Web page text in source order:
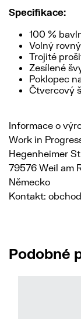
Specifikace:
100 %
Volný
Trojité
Zesílené
Poklopec
Čtvercový
Informace o
Work in
Hegenheimer
79576 Weil am
Německo
Kontakt:
Podobné